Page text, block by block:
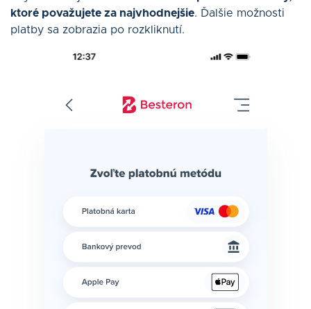
ktoré považujete za najvhodnejšie. Ďalšie možnosti
platby sa zobrazia po rozkliknutí.